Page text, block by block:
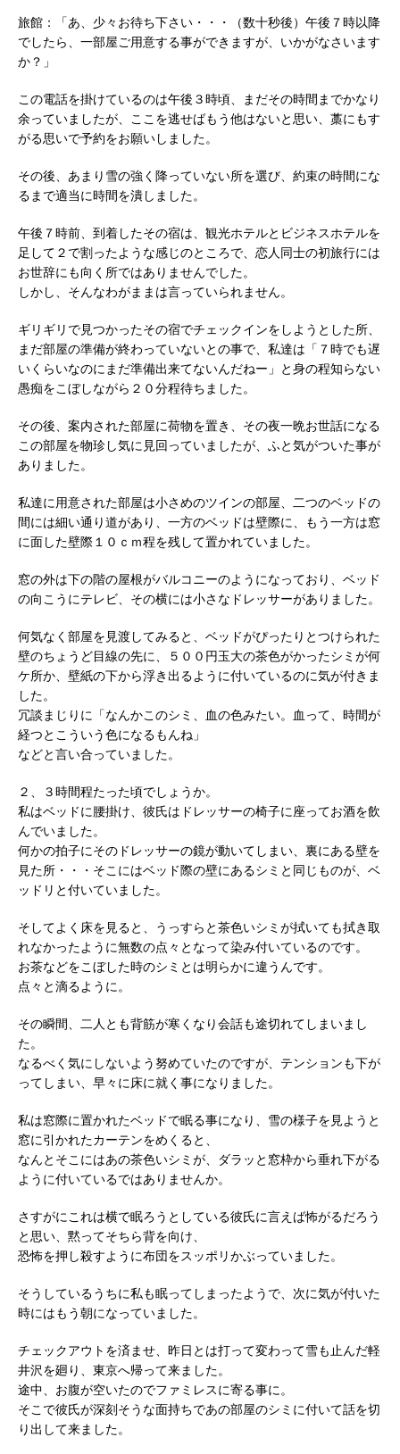
旅館：「あ、少々お待ち下さい・・・（数十秒後）午後７時以降
でしたら、一部屋ご用意する事ができますが、いかがなさいます
か？」
この電話を掛けているのは午後３時頃、まだその時間までかなり
余っていましたが、ここを逃せばもう他はないと思い、藁にもす
がる思いで予約をお願いしました。
その後、あまり雪の強く降っていない所を選び、約束の時間にな
るまで適当に時間を潰しました。
午後７時前、到着したその宿は、観光ホテルとビジネスホテルを
足して２で割ったような感じのところで、恋人同士の初旅行には
お世辞にも向く所ではありませんでした。
しかし、そんなわがままは言っていられません。
ギリギリで見つかったその宿でチェックインをしようとした所、
まだ部屋の準備が終わっていないとの事で、私達は「７時でも遅
いくらいなのにまだ準備出来てないんだねー」と身の程知らない
愚痴をこぼしながら２０分程待ちました。
その後、案内された部屋に荷物を置き、その夜一晩お世話になる
この部屋を物珍し気に見回っていましたが、ふと気がついた事が
ありました。
私達に用意された部屋は小さめのツインの部屋、二つのベッドの
間には細い通り道があり、一方のベッドは壁際に、もう一方は窓
に面した壁際１０ｃｍ程を残して置かれていました。
窓の外は下の階の屋根がバルコニーのようになっており、ベッド
の向こうにテレビ、その横には小さなドレッサーがありました。
何気なく部屋を見渡してみると、ベッドがぴったりとつけられた
壁のちょうど目線の先に、５００円玉大の茶色がかったシミが何
ケ所か、壁紙の下から浮き出るように付いているのに気が付きま
した。
冗談まじりに「なんかこのシミ、血の色みたい。血って、時間が
経つとこういう色になるもんね」
などと言い合っていました。
２、３時間程たった頃でしょうか。
私はベッドに腰掛け、彼氏はドレッサーの椅子に座ってお酒を飲
んでいました。
何かの拍子にそのドレッサーの鏡が動いてしまい、裏にある壁を
見た所・・・そこにはベッド際の壁にあるシミと同じものが、ベ
ッドリと付いていました。
そしてよく床を見ると、うっすらと茶色いシミが拭いても拭き取
れなかったように無数の点々となって染み付いているのです。
お茶などをこぼした時のシミとは明らかに違うんです。
点々と滴るように。
その瞬間、二人とも背筋が寒くなり会話も途切れてしまいまし
た。
なるべく気にしないよう努めていたのですが、テンションも下が
ってしまい、早々に床に就く事になりました。
私は窓際に置かれたベッドで眠る事になり、雪の様子を見ようと
窓に引かれたカーテンをめくると、
なんとそこにはあの茶色いシミが、ダラッと窓枠から垂れ下がる
ように付いているではありませんか。
さすがにこれは横で眠ろうとしている彼氏に言えば怖がるだろう
と思い、黙ってそちら背を向け、
恐怖を押し殺すように布団をスッポリかぶっていました。
そうしているうちに私も眠ってしまったようで、次に気が付いた
時にはもう朝になっていました。
チェックアウトを済ませ、昨日とは打って変わって雪も止んだ軽
井沢を廻り、東京へ帰って来ました。
途中、お腹が空いたのでファミレスに寄る事に。
そこで彼氏が深刻そうな面持ちであの部屋のシミに付いて話を切
り出して来ました。